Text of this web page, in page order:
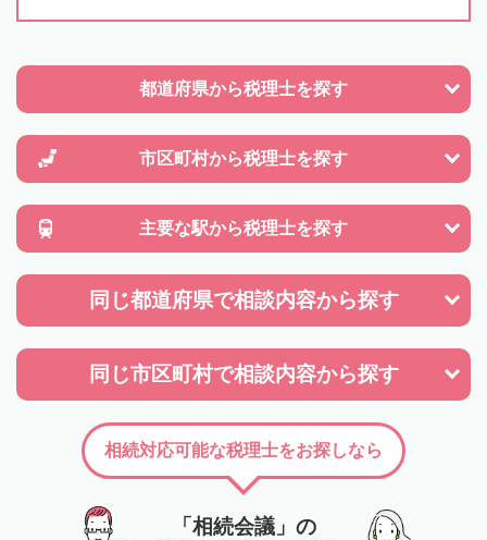
都道府県から税理士を探す
市区町村から税理士を探す
主要な駅から税理士を探す
同じ都道府県で相談内容から探す
同じ市区町村で相談内容から探す
「相続会議」の
相続対応可能な税理士をお探しなら